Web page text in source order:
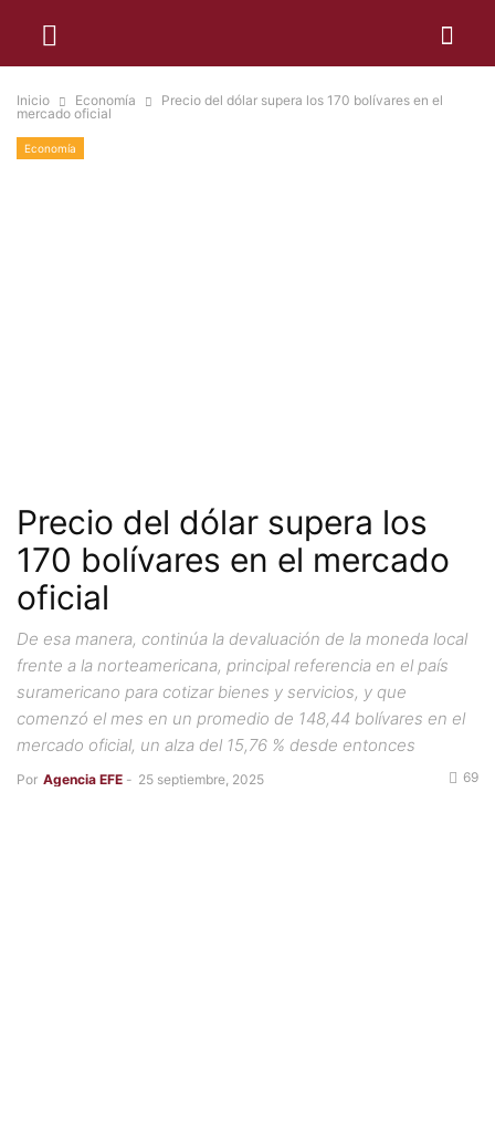
Inicio Economía
Precio del dólar supera los 170 bolívares en el
mercado oficial
Economía
Precio del dólar supera los
170 bolívares en el mercado
oficial
De esa manera, continúa la devaluación de la moneda local
frente a la norteamericana, principal referencia en el país
suramericano para cotizar bienes y servicios, y que
comenzó el mes en un promedio de 148,44 bolívares en el
mercado oficial, un alza del 15,76 % desde entonces
Por Agencia EFE - 25 septiembre, 2025 69